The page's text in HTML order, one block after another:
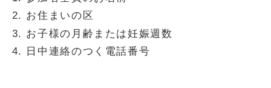
お住まいの区
お子様の月齢または妊娠週数
日中連絡のつく電話番号